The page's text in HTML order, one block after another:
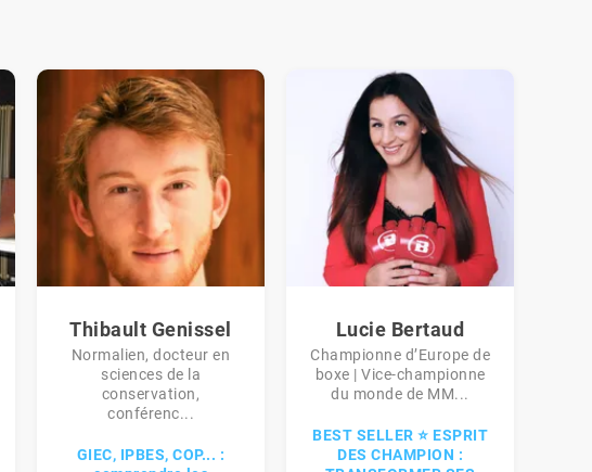
Thibault Genissel
Normalien, docteur en
sciences de la
conservation,
conférenc...
GIEC, IPBES, COP... :
Lucie Bertaud
Championne d’Europe de
boxe | Vice-championne
du monde de MM...
BEST SELLER ⭐ ESPRIT
DES CHAMPION :